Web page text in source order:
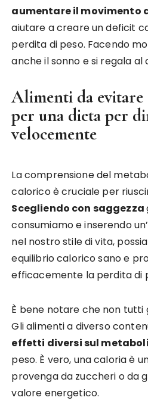
aumentare il movimento
aiutare a creare un deficit
perdita di peso. Facendo
anche il sonno e si regala al
Alimenti da
per una dieta per
velocemente
La comprensione del
calorico è cruciale per
Scegliendo con saggezza
consumiamo e inserendo
nel nostro stile di vita,
equilibrio calorico sano e
efficacemente la perdita di
È bene notare che non tutti
Gli alimenti a diverso
effetti diversi sul
peso. È vero, una caloria è
provenga da zuccheri o da
valore energetico.